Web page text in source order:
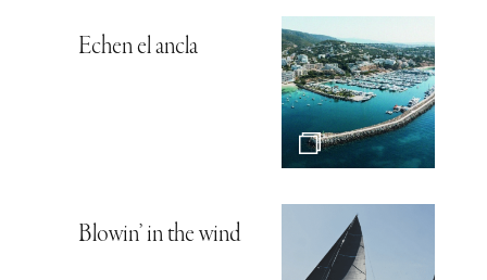
Echen el ancla
Blowin’ in the wind